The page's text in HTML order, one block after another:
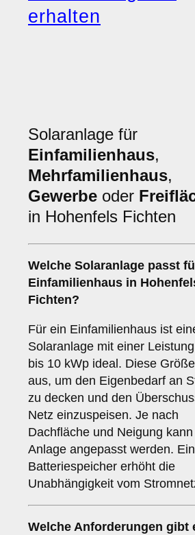
erhalten
Solaranlage für
Einfamilienhaus,
Mehrfamilienhaus,
Gewerbe oder
in Hohenfels Fichten
Welche Solaranlage passt
Einfamilienhaus in
Fichten?
Für ein Einfamilienhaus ist
Solaranlage mit einer
bis 10 kWp ideal. Diese
aus, um den Eigenbedarf an
zu decken und den
Netz einzuspeisen. Je nach
Dachfläche und Neigung
Anlage angepasst werden. Ein
Batteriespeicher erhöht die
Unabhängigkeit vom
Welche Anforderungen gibt